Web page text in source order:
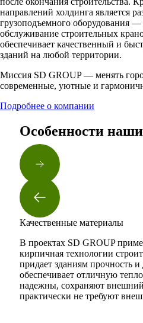
направлений холдинга является
грузоподъемного оборудования —
обслуживание строительных
обеспечивает качественный и
зданий на любой территории.
Миссия SD GROUP — менять
современные, уютные и
Подробнее о компании
Особенности
Качественные материалы
В проектах SD GROUP
кирпичная технологии
придает зданиям прочность
обеспечивает отличную
надежны, сохраняют
практически не требуют